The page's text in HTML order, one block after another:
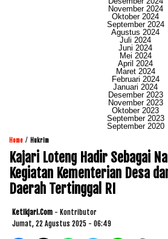
November 2024
Oktober 2024
September 2024
Agustus 2024
Juli 2024
Juni 2024
Mei 2024
April 2024
Maret 2024
Februari 2024
Januari 2024
Desember 2023
November 2023
Oktober 2023
September 2023
September 2020
Home / Hukrim
Kajari Loteng Hadir Sebagai
Kegiatan Kementerian Desa
Daerah Tertinggal RI
Ketikjari.com - Kontributor
Jumat, 22 Agustus 2025 - 06:49